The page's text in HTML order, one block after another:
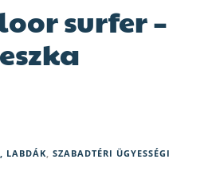
surfer –
LABDÁK, SZABADTÉRI ÜGYESSÉGI